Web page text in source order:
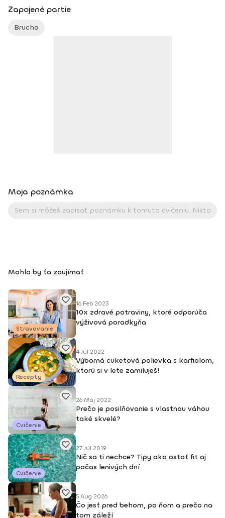
Pomôcť im aj psychickou podporou priamo na tréningu, a
keď treba, aj mimo neho. Rád cestujem, športujem, varím,
trávim čas v prírode a venujem sa rodine. A v neposlednom
Zapojené partie
Brucho
Moja poznámka
Mohlo by ťa zaujímať
Stravovanie
16 Feb 2023
10x zdravé potraviny, ktoré odporúča
výživová poradkyňa
Recepty
4 Júl 2022
Výborná cuketová polievka s karfiolom,
ktorú si v lete zamiluješ!
Cvičenie
26 Máj 2022
Prečo je posilňovanie s vlastnou váhou
také skvelé?
Cvičenie
27 Júl 2019
Nič sa ti nechce? Tipy ako ostať fit aj
počas lenivých dní
5 Aug 2026
Čo jesť pred behom, po ňom a prečo na
tom záleží